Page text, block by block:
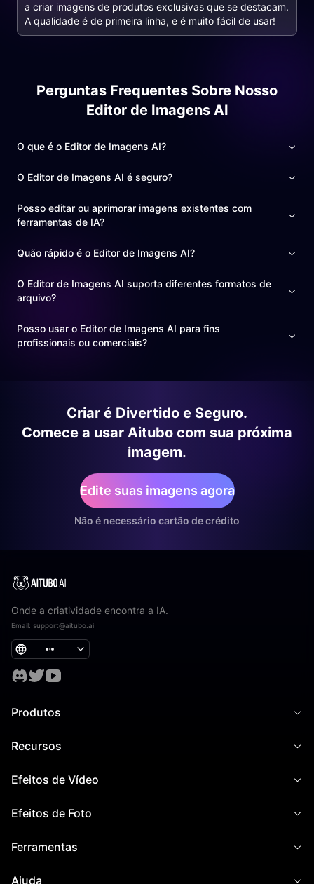
a criar imagens de produtos exclusivas que se destacam.
A qualidade é de primeira linha, e é muito fácil de usar!
Perguntas Frequentes Sobre Nosso
Editor de Imagens AI
O que é o Editor de Imagens AI?
O Editor de Imagens AI é seguro?
Posso editar ou aprimorar imagens existentes com
ferramentas de IA?
Quão rápido é o Editor de Imagens AI?
O Editor de Imagens AI suporta diferentes formatos de
arquivo?
Posso usar o Editor de Imagens AI para fins
profissionais ou comerciais?
Criar é Divertido e Seguro.
Comece a usar Aitubo com sua próxima
imagem.
Edite suas imagens agora
Não é necessário cartão de crédito
Onde a criatividade encontra a IA.
Email: support@aitubo.ai
Produtos
Recursos
Efeitos de Vídeo
Efeitos de Foto
Ferramentas
Ajuda